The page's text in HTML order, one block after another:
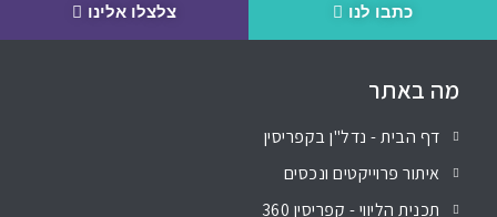
כתבו לנו צלצלו אלינו
מה באתר
דף הבית - נדל"ן בקפריסין
איתור פרוייקטים ונכסים
תכנית הליווי - קפריסין 360